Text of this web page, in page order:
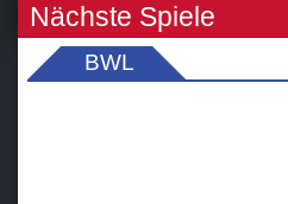
Nächste Spiele
BWL